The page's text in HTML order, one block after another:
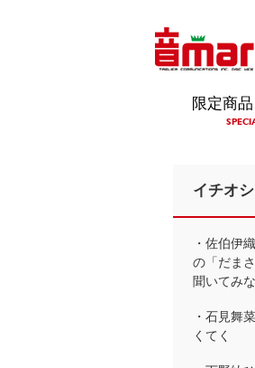
限定商
イチオ
・佐伯伊
の「だま
聞いてみな
・石見舞
くてく